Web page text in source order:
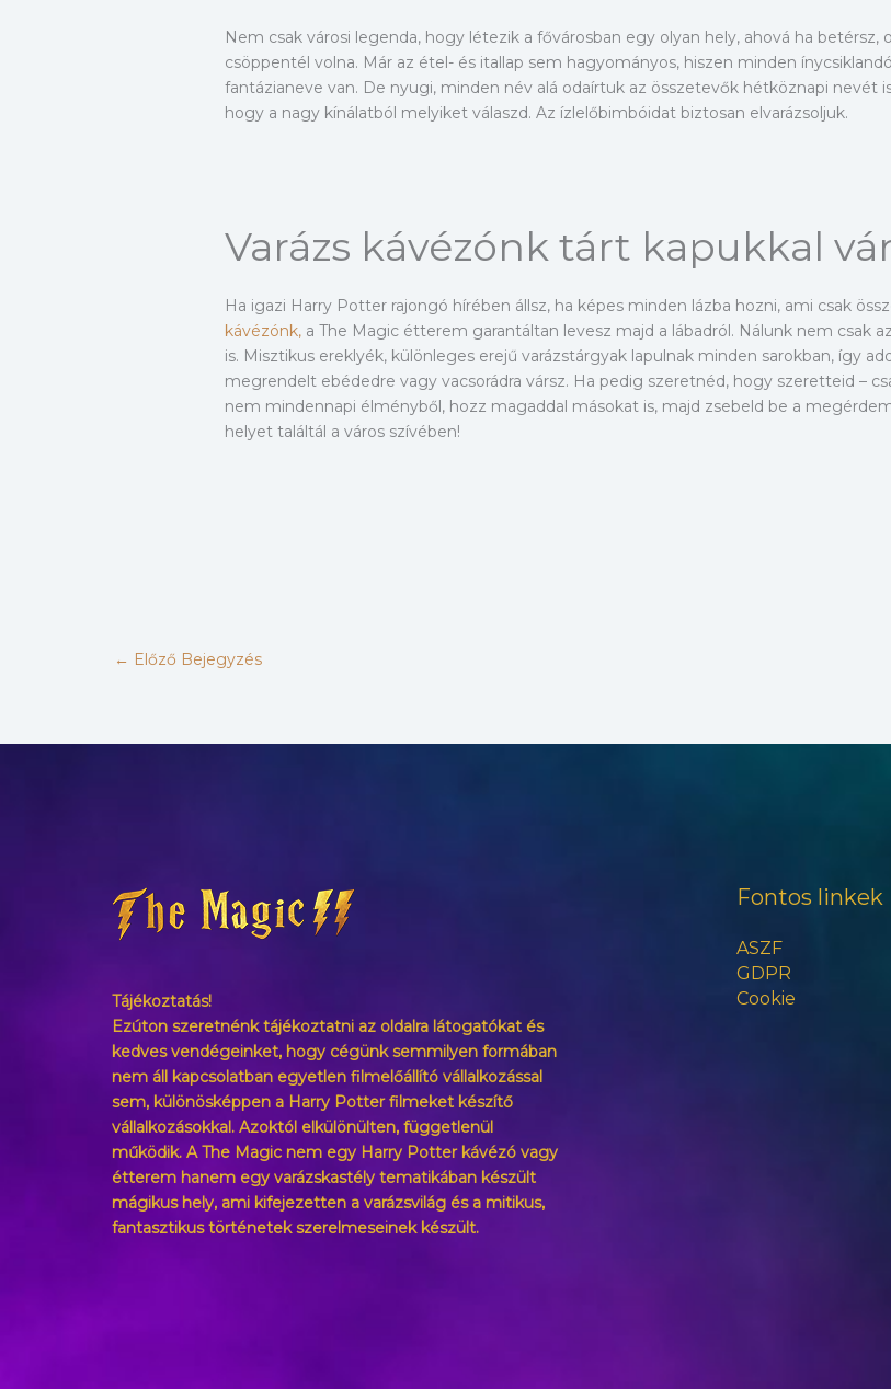
Nem csak városi legenda, hogy létezik a fővárosban egy olyan hely, ahová ha
csöppentél volna. Már az étel- és itallap sem hagyományos, hiszen minden
fantázianeve van. De nyugi, minden név alá odaírtuk az összetevők hétköznapi nevét
hogy a nagy kínálatból melyiket válaszd. Az ízlelőbimbóidat biztosan elvarázsoljuk.
Varázs kávézónk tárt kapukkal
Ha igazi Harry Potter rajongó hírében állsz, ha képes minden lázba hozni, ami csak
kávézónk, a The Magic étterem garantáltan levesz majd a lábadról. Nálunk nem csak
is. Misztikus ereklyék, különleges erejű varázstárgyak lapulnak minden sarokban, így
megrendelt ebédedre vagy vacsorádra vársz. Ha pedig szeretnéd, hogy szeretteid –
nem mindennapi élményből, hozz magaddal másokat is, majd zsebeld be a
helyet találtál a város szívében!
← Előző Bejegyzés
Tájékoztatás!
Ezúton szeretnénk tájékoztatni az oldalra látogatókat és
kedves vendégeinket, hogy cégünk semmilyen formában
nem áll kapcsolatban egyetlen filmelőállító vállalkozással
sem, különösképpen a Harry Potter filmeket készítő
vállalkozásokkal. Azoktól elkülönülten, függetlenül
működik. A The Magic nem egy Harry Potter kávézó vagy
étterem hanem egy varázskastély tematikában készült
mágikus hely, ami kifejezetten a varázsvilág és a mitikus,
fantasztikus történetek szerelmeseinek készült.
Fontos linkek
ASZF
GDPR
Cookie